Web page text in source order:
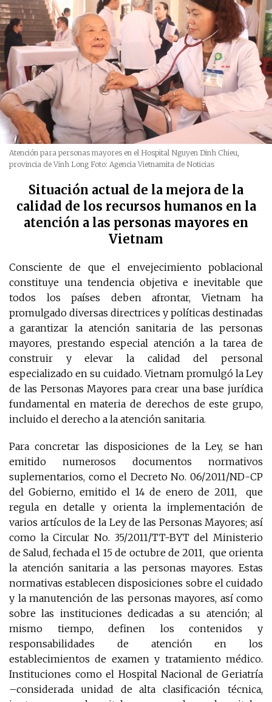
Atención para personas mayores en el Hospital Nguyen Dinh Chieu,
provincia de Vinh Long Foto: Agencia Vietnamita de Noticias
Situación actual de la mejora de la
calidad de los recursos humanos en la
atención a las personas mayores en
Vietnam
Consciente de que el envejecimiento poblacional
constituye una tendencia objetiva e inevitable que
todos los países deben afrontar, Vietnam ha
promulgado diversas directrices y políticas destinadas
a garantizar la atención sanitaria de las personas
mayores, prestando especial atención a la tarea de
construir y elevar la calidad del personal
especializado en su cuidado. Vietnam promulgó la Ley
de las Personas Mayores para crear una base jurídica
fundamental en materia de derechos de este grupo,
incluido el derecho a la atención sanitaria.
Para concretar las disposiciones de la Ley, se han
emitido numerosos documentos normativos
suplementarios, como el Decreto No. 06/2011/ND-CP
del Gobierno, emitido el 14 de enero de 2011, que
regula en detalle y orienta la implementación de
varios artículos de la Ley de las Personas Mayores; así
como la Circular No. 35/2011/TT-BYT del Ministerio
de Salud, fechada el 15 de octubre de 2011, que orienta
la atención sanitaria a las personas mayores. Estas
normativas establecen disposiciones sobre el cuidado
y la manutención de las personas mayores, así como
sobre las instituciones dedicadas a su atención; al
mismo tiempo, definen los contenidos y
responsabilidades de atención en los
establecimientos de examen y tratamiento médico.
Instituciones como el Hospital Nacional de Geriatría
–considerada unidad de alta clasificación técnica,